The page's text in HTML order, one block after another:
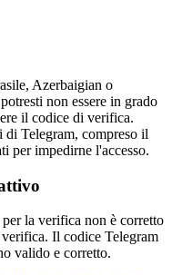
Azerbaigian o
non essere in grado
il codice di verifica.
di Telegram, compreso il
per impedirne l'accesso.
la verifica non è corretto
Il codice Telegram
valido e corretto.